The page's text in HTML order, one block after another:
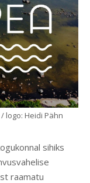
logo: Heidi Pähn
sihiks
raamatu